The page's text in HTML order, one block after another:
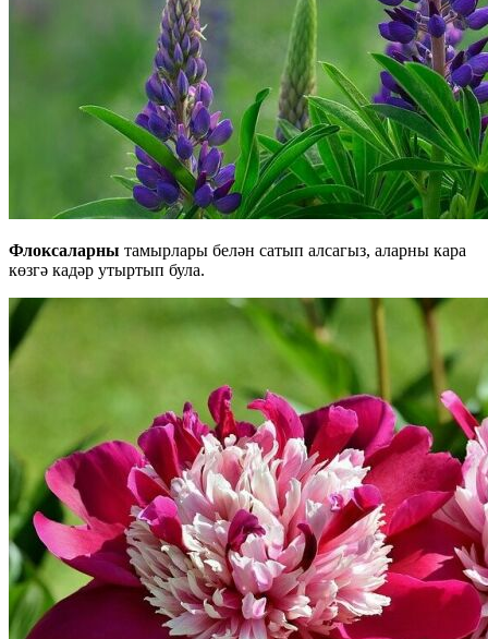
Флоксаларны тамырлары белән сатып алсагыз, аларны кара
көзгә кадәр утыртып була.